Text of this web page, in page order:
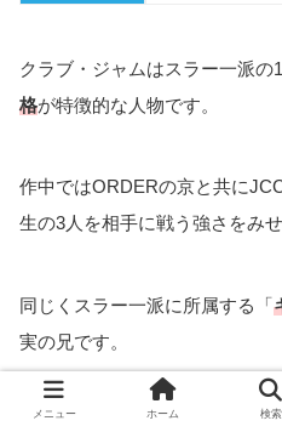
クラブ・ジャムはスラー一派の1
格が特徴的な人物です。
作中ではORDERの京と共に
生の3人を相手に戦う強さをみせ
同じくスラー一派に所属する「
実の兄です。
メニュー ホーム 検索